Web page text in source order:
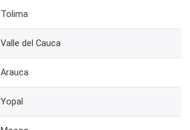
Tolima
Valle del Cauca
Arauca
Yopal